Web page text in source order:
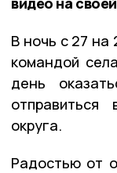
В ночь с 27 на
командой
день
округа.
Радостью от